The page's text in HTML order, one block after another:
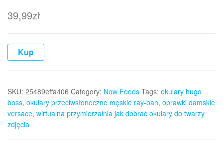
39,99zł
Kup
SKU: 25489effa406 Category: Now Foods Tags: okulary hugo
boss, okulary przeciwsłoneczne męskie ray-ban, oprawki damskie
versace, wirtualna przymierzalnia jak dobrać okulary do twarzy
zdjęcia